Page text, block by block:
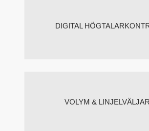
DIGITAL
VOLYM &